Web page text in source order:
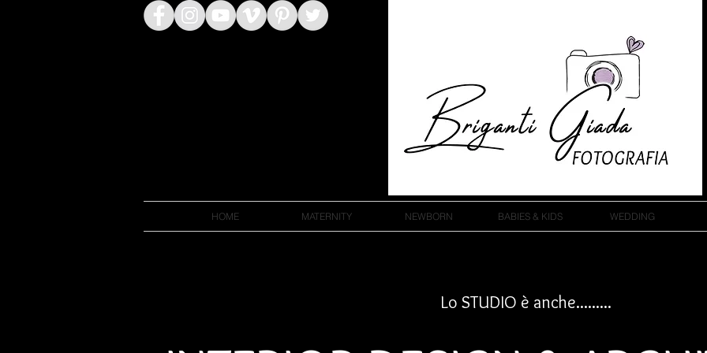
HOME MATERNITY NEWBORN BABIES & KIDS WEDDING
Lo STUDIO è anche.........